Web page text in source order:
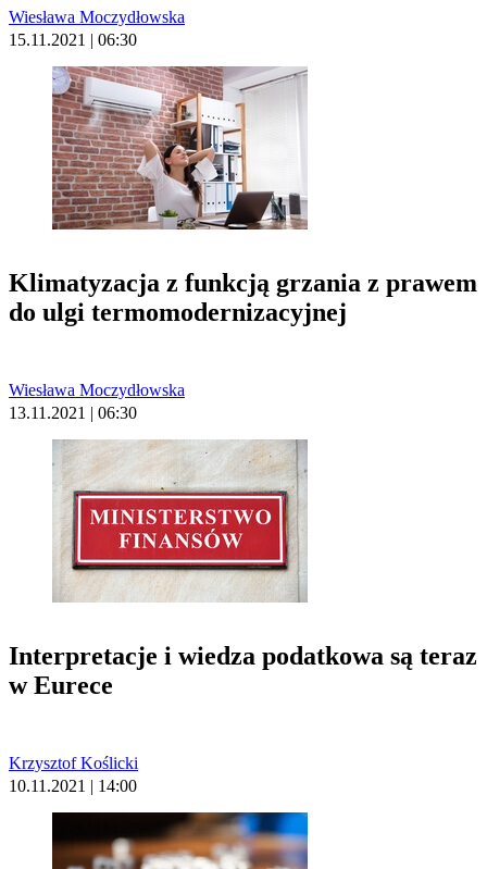
Wiesława Moczydłowska
15.11.2021 | 06:30
Klimatyzacja z funkcją grzania z prawem
do ulgi termomodernizacyjnej
Wiesława Moczydłowska
13.11.2021 | 06:30
Interpretacje i wiedza podatkowa są teraz
w Eurece
Krzysztof Koślicki
10.11.2021 | 14:00